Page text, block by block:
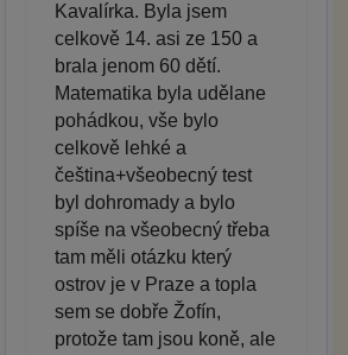
Kavalírka. Byla jsem
celkově 14. asi ze 150 a
brala jenom 60 dětí.
Matematika byla udělane
pohádkou, vše bylo
celkově lehké a
čeština+všeobecný test
byl dohromady a bylo
spíše na všeobecný třeba
tam měli otázku který
ostrov je v Praze a topla
sem se dobře Žofín,
protože tam jsou koně, ale